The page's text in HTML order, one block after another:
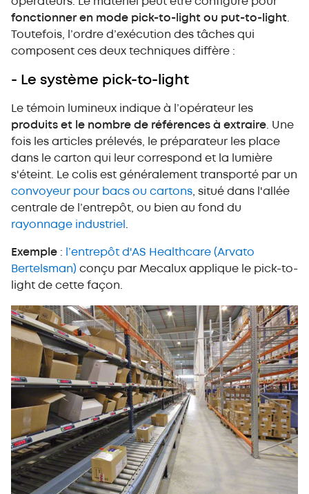
fonctionner en mode pick-to-light ou put-to-light.
Toutefois, l’ordre d’exécution des tâches qui
composent ces deux techniques diffère :
- Le système pick-to-light
Le témoin lumineux indique à l’opérateur les
produits et le nombre de références à extraire. Une
fois les articles prélevés, le préparateur les place
dans le carton qui leur correspond et la lumière
s'éteint. Le colis est généralement transporté par un
convoyeur pour bacs ou cartons, situé dans l'allée
centrale de l’entrepôt, ou bien au fond du
rayonnage industriel .
Exemple : l’entrepôt d'AS Healthcare (Arvato
Bertelsman) conçu par Mecalux applique le pick-to-
light de cette façon.